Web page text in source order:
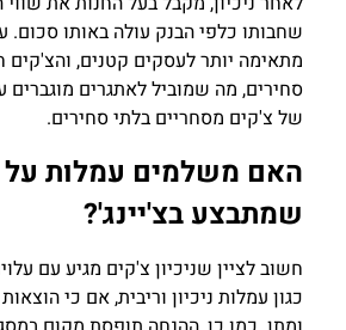
שחבותו כלפי הבנק עולה באותו סכום.
מתאימה יותר לעסקים קטנים, והצ'קים
סחירים, מה שמוביל לאתגרים
של צ'קים מסחריים בלתי סחירים.
האם משלמים עמלות על
שמתבצע בצ'יינג'?
חשוב לציין שניכיון צ'קים מגיע עם
כגון עמלות ניכיון וריבית, אם כי